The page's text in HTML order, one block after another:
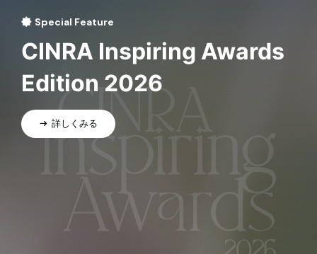
Special Feature
CINRA Inspiring Awards
Edition 2026
詳しくみる